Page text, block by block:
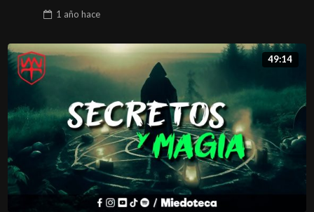
1 año hace
49:14